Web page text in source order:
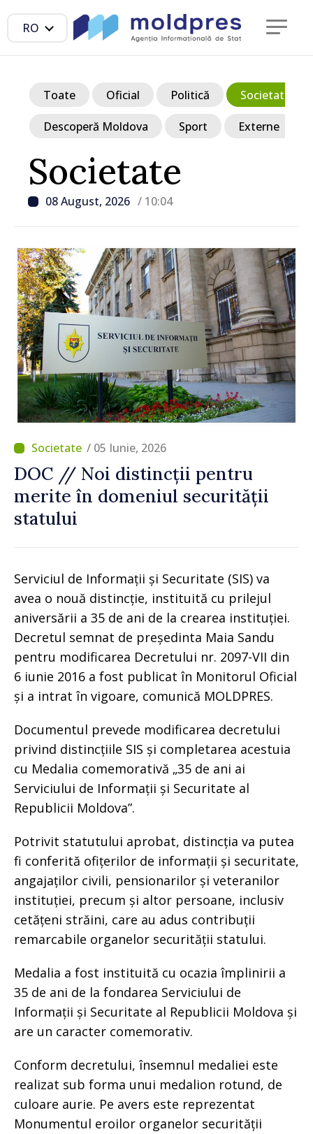
RO
Societate
08 August, 2026 / 10:04
Toate Oficial Politică Societate
Descoperă Moldova Sport Externe
/ 05 Iunie, 2026
DOC // Noi distincții pentru
merite în domeniul securității
statului
Serviciul de Informații și Securitate (SIS) va
avea o nouă distincție, instituită cu prilejul
aniversării a 35 de ani de la crearea instituției.
Decretul semnat de președinta Maia Sandu
pentru modificarea Decretului nr. 2097-VII din
6 iunie 2016 a fost publicat în Monitorul Oficial
și a intrat în vigoare, comunică MOLDPRES.
Documentul prevede modificarea decretului
privind distincțiile SIS și completarea acestuia
cu Medalia comemorativă „35 de ani ai
Serviciului de Informații și Securitate al
Republicii Moldova”.
Potrivit statutului aprobat, distincția va putea
fi conferită ofițerilor de informații și securitate,
angajaților civili, pensionarilor și veteranilor
instituției, precum și altor persoane, inclusiv
cetățeni străini, care au adus contribuții
remarcabile organelor securității statului.
Medalia a fost instituită cu ocazia împlinirii a
35 de ani de la fondarea Serviciului de
Informații și Securitate al Republicii Moldova și
are un caracter comemorativ.
Conform decretului, însemnul medaliei este
realizat sub forma unui medalion rotund, de
culoare aurie. Pe avers este reprezentat
Monumentul eroilor organelor securității